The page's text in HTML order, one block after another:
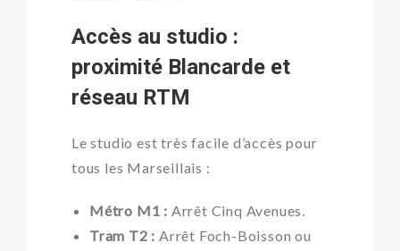
Accès au studio :
proximité Blancarde et
réseau RTM
Le studio est très facile d’accès pour
tous les Marseillais :
Métro M1 : Arrêt Cinq Avenues.
Tram T2 : Arrêt Foch-Boisson ou